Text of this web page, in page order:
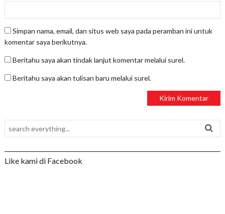
Simpan nama, email, dan situs web saya pada peramban ini untuk
komentar saya berikutnya.
Beritahu saya akan tindak lanjut komentar melalui surel.
Beritahu saya akan tulisan baru melalui surel.
Like kami di Facebook